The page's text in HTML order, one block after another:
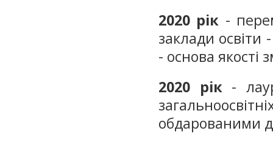
2020 рік -
заклади освіти
- основа якості
2020 рік-
обдарованими